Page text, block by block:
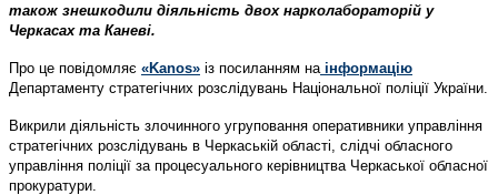
також знешкодили діяльність двох нарколабораторій у
Черкасах та Каневі.
Про це повідомляє «Kanos» із посиланням на інформацію
Департаменту стратегічних розслідувань Національної поліції України.
Викрили діяльність злочинного угруповання оперативники управління
стратегічних розслідувань в Черкаській області, слідчі обласного
управління поліції за процесуального керівництва Черкаської обласної
прокуратури.